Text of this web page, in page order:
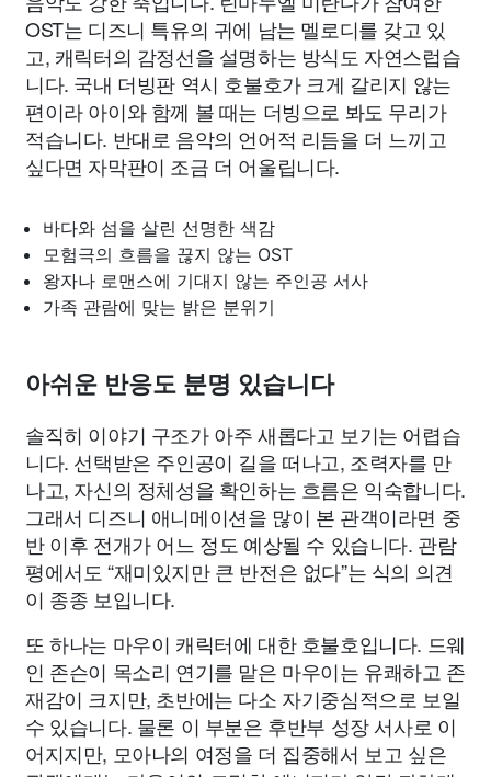
OST는 디즈니 특유의 귀에 남는 멜로디를 갖고 있
고, 캐릭터의 감정선을 설명하는 방식도 자연스럽습
니다. 국내 더빙판 역시 호불호가 크게 갈리지 않는
편이라 아이와 함께 볼 때는 더빙으로 봐도 무리가
적습니다. 반대로 음악의 언어적 리듬을 더 느끼고
싶다면 자막판이 조금 더 어울립니다.
바다와 섬을 살린 선명한 색감
모험극의 흐름을 끊지 않는 OST
왕자나 로맨스에 기대지 않는 주인공 서사
가족 관람에 맞는 밝은 분위기
아쉬운 반응도 분명 있습니다
솔직히 이야기 구조가 아주 새롭다고 보기는 어렵습
니다. 선택받은 주인공이 길을 떠나고, 조력자를 만
나고, 자신의 정체성을 확인하는 흐름은 익숙합니다.
그래서 디즈니 애니메이션을 많이 본 관객이라면 중
반 이후 전개가 어느 정도 예상될 수 있습니다. 관람
평에서도 “재미있지만 큰 반전은 없다”는 식의 의견
이 종종 보입니다.
또 하나는 마우이 캐릭터에 대한 호불호입니다. 드웨
인 존슨이 목소리 연기를 맡은 마우이는 유쾌하고 존
재감이 크지만, 초반에는 다소 자기중심적으로 보일
수 있습니다. 물론 이 부분은 후반부 성장 서사로 이
어지지만, 모아나의 여정을 더 집중해서 보고 싶은